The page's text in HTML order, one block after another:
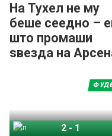
На Тухел не му
беше сеедно –
што промаши
ѕвезда на
2-1